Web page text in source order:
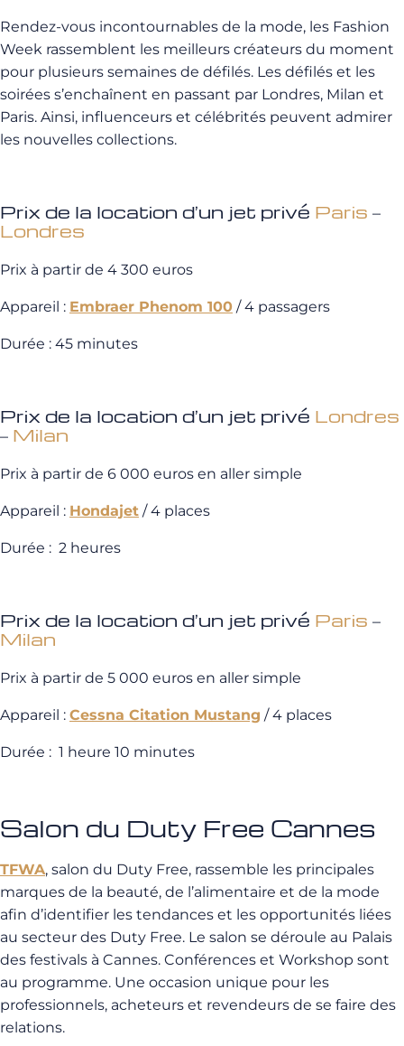
Rendez-vous incontournables de la mode, les Fashion
Week rassemblent les meilleurs créateurs du moment
pour plusieurs semaines de défilés. Les défilés et les
soirées s’enchaînent en passant par Londres, Milan et
Paris. Ainsi, influenceurs et célébrités peuvent admirer
les nouvelles collections.
Prix de la location d’un jet privé Paris –
Londres
Prix à partir de 4 300 euros
Appareil : Embraer Phenom 100 / 4 passagers
Durée : 45 minutes
Prix de la location d’un jet privé Londres
– Milan
Prix à partir de 6 000 euros en aller simple
Appareil : Hondajet / 4 places
Durée : 2 heures
Prix de la location d’un jet privé Paris –
Milan
Prix à partir de 5 000 euros en aller simple
Appareil : Cessna Citation Mustang / 4 places
Durée : 1 heure 10 minutes
Salon du Duty Free Cannes
TFWA, salon du Duty Free, rassemble les principales
marques de la beauté, de l’alimentaire et de la mode
afin d’identifier les tendances et les opportunités liées
au secteur des Duty Free. Le salon se déroule au Palais
des festivals à Cannes. Conférences et Workshop sont
au programme. Une occasion unique pour les
professionnels, acheteurs et revendeurs de se faire des
relations.